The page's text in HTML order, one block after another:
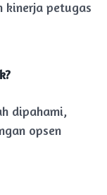
kinerja petugas
dipahami,
opsen